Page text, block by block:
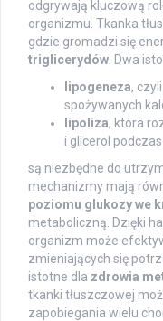
odgrywają kluczową
organizmu. Tkanka
gdzie gromadzi się
triglicerydów . Dwa
lipogeneza,
spożywanych
lipoliza, która
i glicerol
są niezbędne do
mechanizmy mają
poziomu glukozy we
metaboliczną. Dzięki
organizm może
zmieniających się
istotne dla zdrowia
tkanki tłuszczowej
zapobiegania wielu